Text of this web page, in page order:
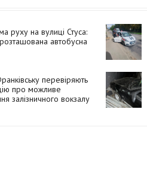
руху на вулиці Стуса:
автобусна
перевіряють
про можливе
залізничного вокзалу